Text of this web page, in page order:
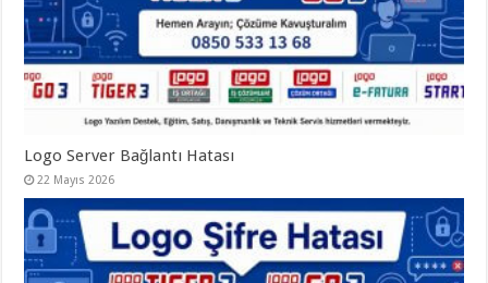
Logo Server Bağlantı Hatası
22 Mayıs 2026